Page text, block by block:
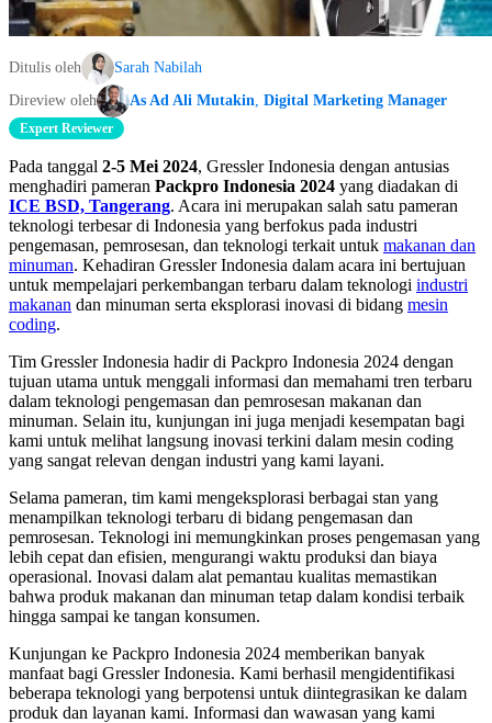
Ditulis oleh
Sarah Nabilah
Direview oleh
As Ad Ali Mutakin Digital Marketing Manager
Expert Reviewer
Pada tanggal 2-5 Mei 2024, Gressler Indonesia dengan antusias
menghadiri pameran Packpro Indonesia 2024 yang diadakan di
ICE BSD, Tangerang. Acara ini merupakan salah satu pameran
teknologi terbesar di Indonesia yang berfokus pada industri
pengemasan, pemrosesan, dan teknologi terkait untuk makanan dan
minuman. Kehadiran Gressler Indonesia dalam acara ini bertujuan
untuk mempelajari perkembangan terbaru dalam teknologi industri
makanan dan minuman serta eksplorasi inovasi di bidang mesin
coding.
Tim Gressler Indonesia hadir di Packpro Indonesia 2024 dengan
tujuan utama untuk menggali informasi dan memahami tren terbaru
dalam teknologi pengemasan dan pemrosesan makanan dan
minuman. Selain itu, kunjungan ini juga menjadi kesempatan bagi
kami untuk melihat langsung inovasi terkini dalam mesin coding
yang sangat relevan dengan industri yang kami layani.
Selama pameran, tim kami mengeksplorasi berbagai stan yang
menampilkan teknologi terbaru di bidang pengemasan dan
pemrosesan. Teknologi ini memungkinkan proses pengemasan yang
lebih cepat dan efisien, mengurangi waktu produksi dan biaya
operasional. Inovasi dalam alat pemantau kualitas memastikan
bahwa produk makanan dan minuman tetap dalam kondisi terbaik
hingga sampai ke tangan konsumen.
Kunjungan ke Packpro Indonesia 2024 memberikan banyak
manfaat bagi Gressler Indonesia. Kami berhasil mengidentifikasi
beberapa teknologi yang berpotensi untuk diintegrasikan ke dalam
produk dan layanan kami. Informasi dan wawasan yang kami